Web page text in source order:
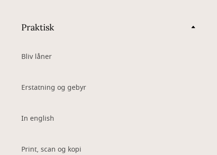
Praktisk
Bliv låner
Erstatning og gebyr
In english
Print, scan og kopi